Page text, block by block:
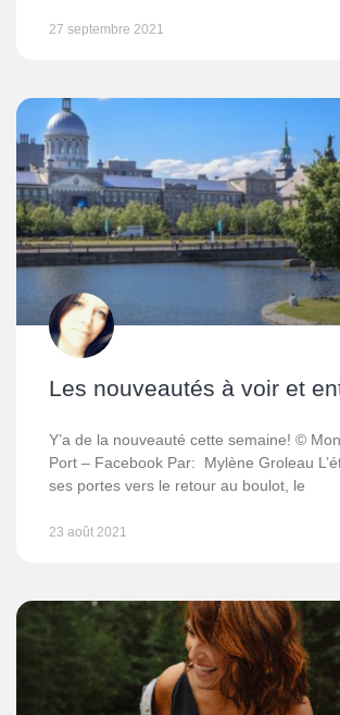
27 septembre 2021
Les nouveautés à voir et
Y’a de la nouveauté cette semaine! ©
Port – Facebook Par: Mylène Groleau
ses portes vers le retour au boulot, le
23 août 2021